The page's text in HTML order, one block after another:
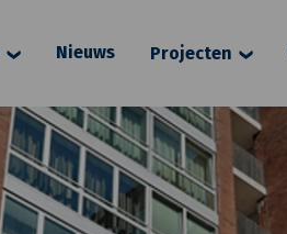
Nieuws Projecten